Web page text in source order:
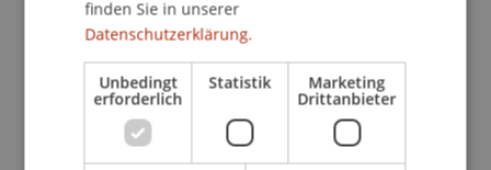
Beteiligte Einrichtungen
Lehrstuhl für Bank- und Finanzmarktrecht
Liechtenstein Business Law School
finden Sie in unserer
Datenschutzerklärung.
Unbedingt
erforderlich
Statistik Marketing
Drittanbieter